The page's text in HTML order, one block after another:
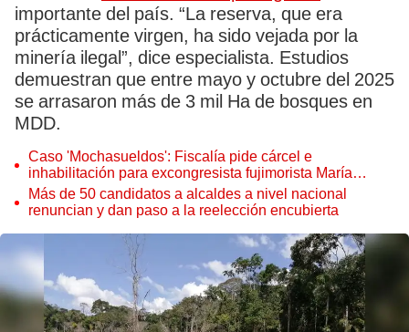
importante del país. “La reserva, que era
prácticamente virgen, ha sido vejada por la
minería ilegal”, dice especialista. Estudios
demuestran que entre mayo y octubre del 2025
se arrasaron más de 3 mil Ha de bosques en
MDD.
Caso 'Mochasueldos': Fiscalía pide cárcel e
inhabilitación para excongresista fujimorista María
Cordero Jon Tay
Más de 50 candidatos a alcaldes a nivel nacional
renuncian y dan paso a la reelección encubierta